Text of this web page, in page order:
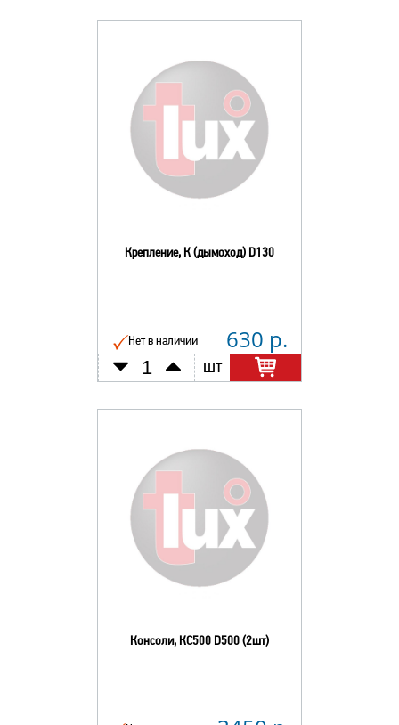
Крепление, К (дымоход) D130
Нет в наличии 630 р.
шт
Консоли, КС500 D500 (2шт)